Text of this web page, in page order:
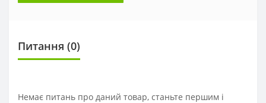
Питання (0)
Немає питань про даний товар, станьте першим і